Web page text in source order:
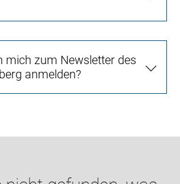
mich zum Newsletter des
anmelden?